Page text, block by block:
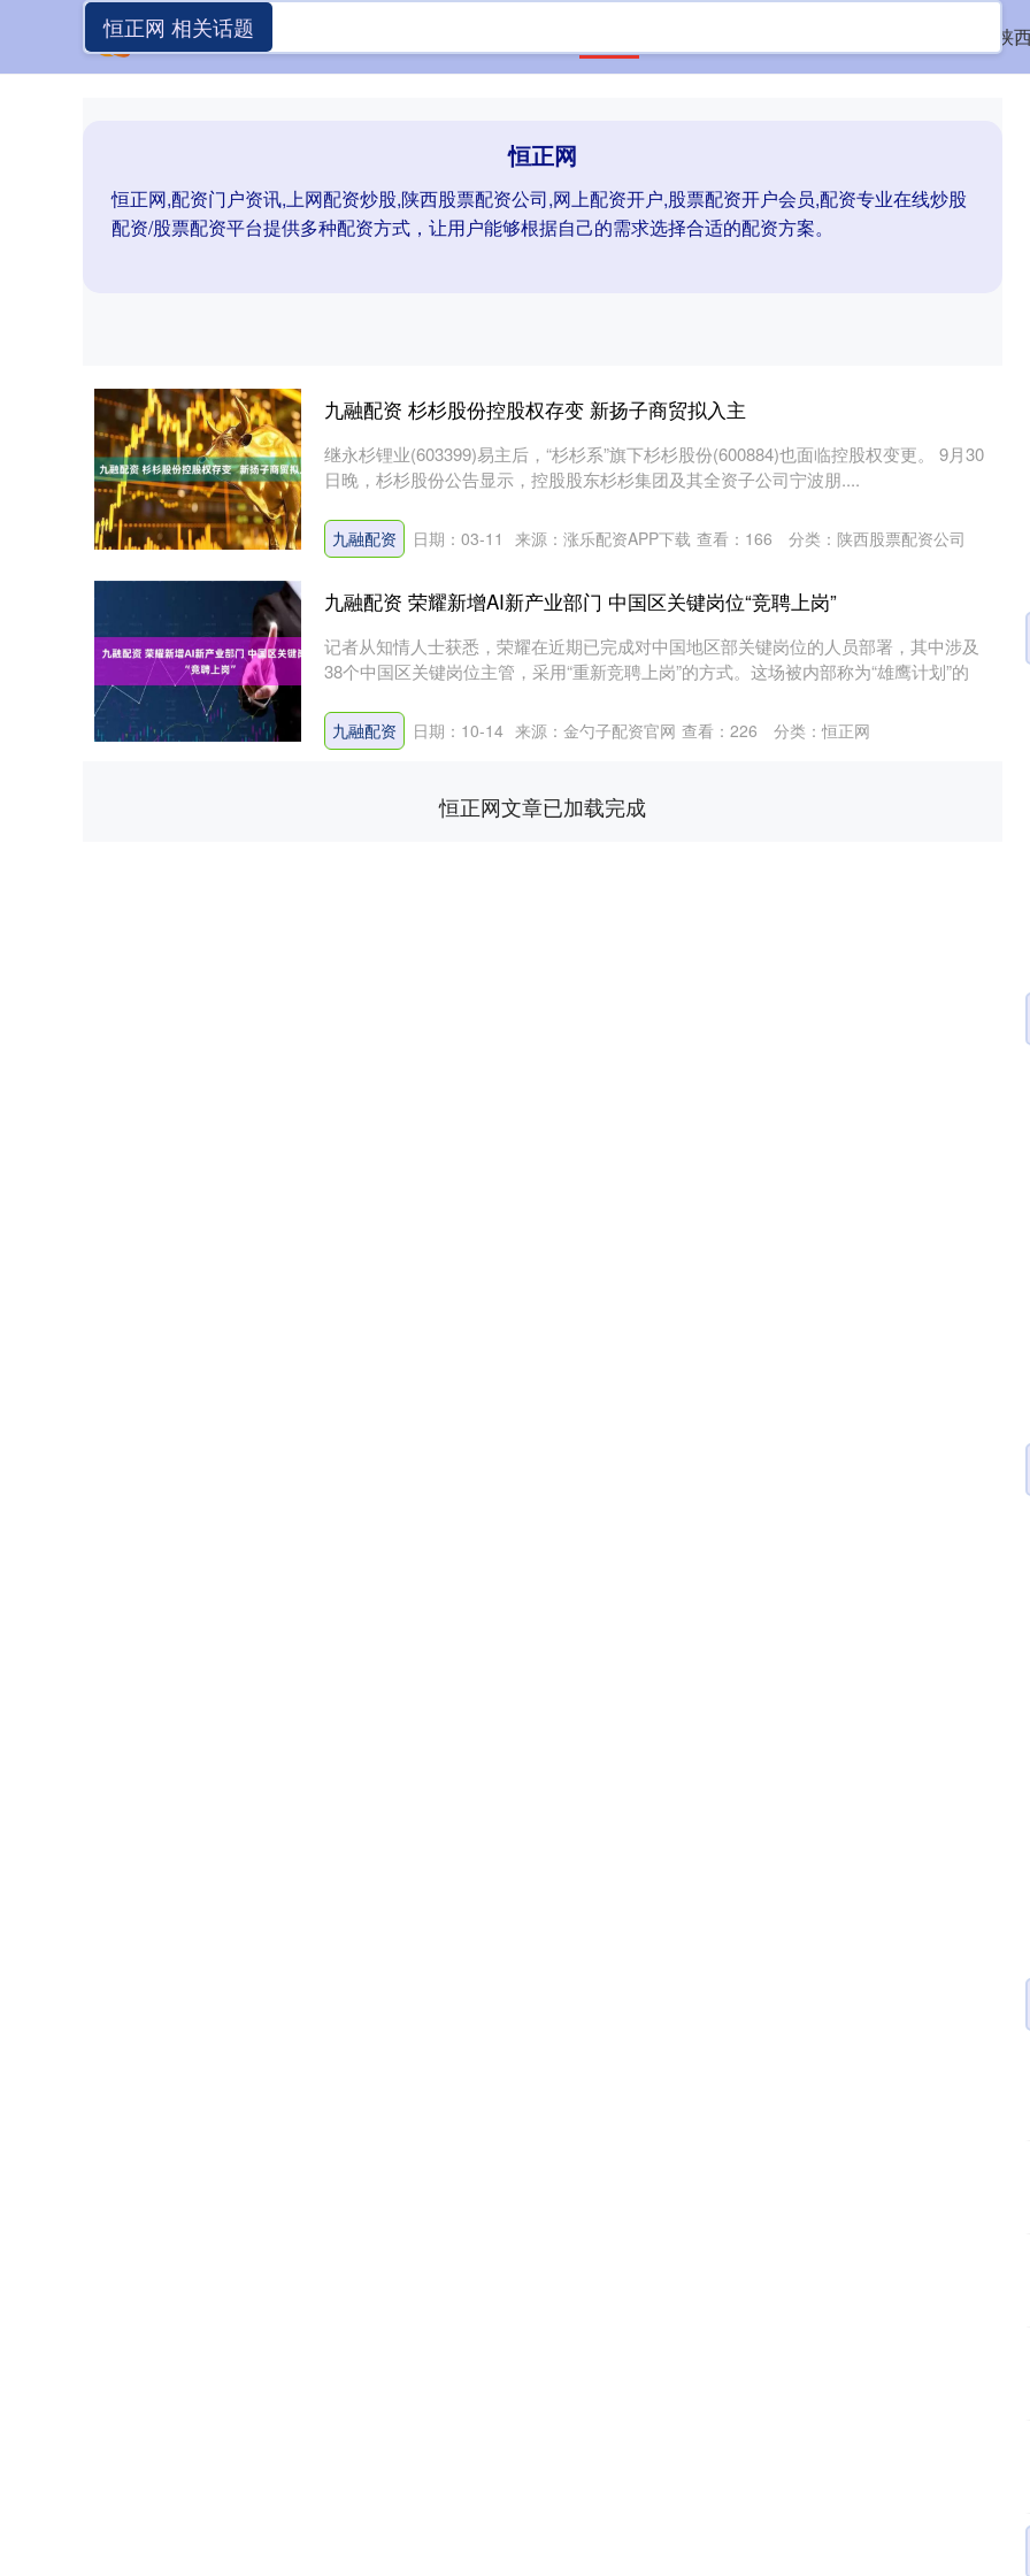
陕
恒正网
恒正网,配资门户资讯,上网配资炒股,陕西股票配资公司,网上配资开户,股票配资开户会员,配资专业在线炒股
配资/股票配资平台提供多种配资方式，让用户能够根据自己的需求选择合适的配资方案。
恒正网 相关话题
九融配资 杉杉股份控股权存变 新扬子商贸拟入主
继永杉锂业(603399)易主后，“杉杉系”旗下杉杉股份(600884)也面临控股权变更。 9月30
日晚，杉杉股份公告显示，控股股东杉杉集团及其全资子公司宁波朋....
九融配资 日期：03-11 来源：涨乐配资APP下载 查看： 166 分类： 陕西股票配资公司
九融配资 荣耀新增AI新产业部门 中国区关键岗位“竞聘上岗”
记者从知情人士获悉，荣耀在近期已完成对中国地区部关键岗位的人员部署，其中涉及
38个中国区关键岗位主管，采用“重新竞聘上岗”的方式。这场被内部称为“雄鹰计划”的
九融配资 日期：10-14 来源：金勺子配资官网 查看： 226 分类：恒正网
恒正网文章已加载完成
2.13% 上证指数 3940.04